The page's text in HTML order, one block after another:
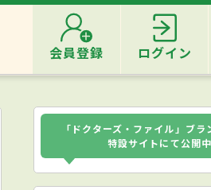
会員登録 ログイン
「ドクターズ・ファイル」ブラ
特設サイトにて公開中